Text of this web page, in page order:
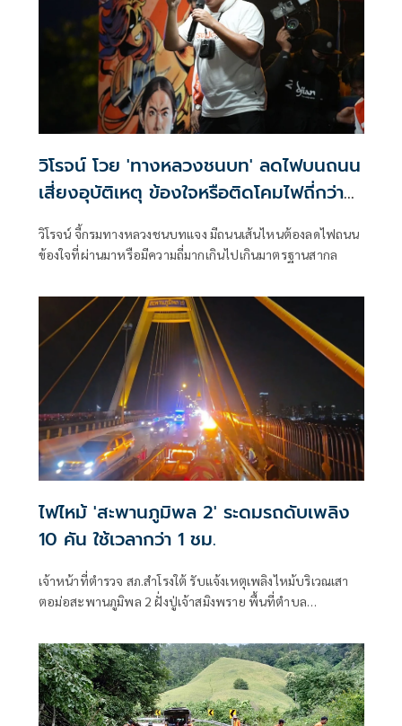
วิโรจน์ โวย 'ทางหลวงชนบท' ลดไฟบนถนน
เสี่ยงอุบัติเหตุ ข้องใจหรือติดโคมไฟถี่กว่า
มาตรฐานสากล
วิโรจน์ จี้กรมทางหลวงชนบทแจง มีถนนเส้นไหนต้องลดไฟถนน
ข้องใจที่ผ่านมาหรือมีความถี่มากเกินไปเกินมาตรฐานสากล
ไฟไหม้ 'สะพานภูมิพล 2' ระดมรถดับเพลิง
10 คัน ใช้เวลากว่า 1 ชม.
เจ้าหน้าที่ตำรวจ สภ.สำโรงใต้ รับแจ้งเหตุเพลิงไหม้บริเวณเสา
ตอม่อสะพานภูมิพล 2 ฝั่งปู่เจ้าสมิงพราย พื้นที่ตำบล